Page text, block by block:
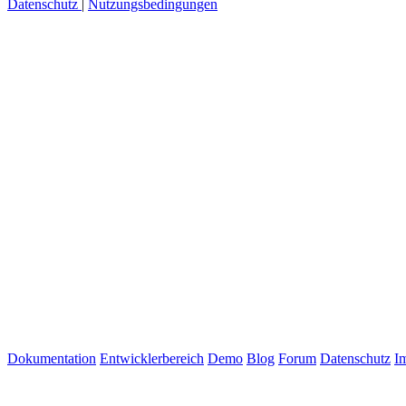
Datenschutz | Nutzungsbedingungen
Dokumentation Entwicklerbereich Demo Blog Forum Datenschutz